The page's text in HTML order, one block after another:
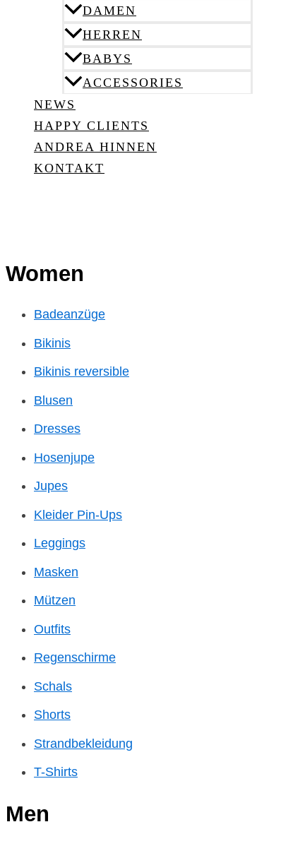
DAMEN
HERREN
BABYS
ACCESSORIES
NEWS
HAPPY CLIENTS
ANDREA HINNEN
KONTAKT
Women
Badeanzüge
Bikinis
Bikinis reversible
Blusen
Dresses
Hosenjupe
Jupes
Kleider Pin-Ups
Leggings
Masken
Mützen
Outfits
Regenschirme
Schals
Shorts
Strandbekleidung
T-Shirts
Men